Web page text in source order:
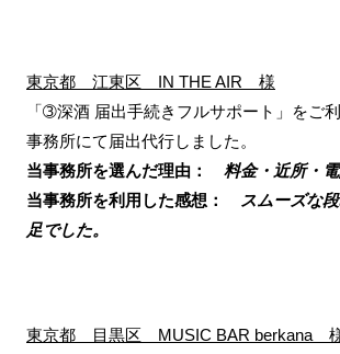
東京都 江東区 IN THE AIR 様
「➂深酒 届出手続きフルサポート」をご
事務所にて届出代行しました。
当事務所を選んだ理由：
料金・近所・
当事務所を利用した感想：
スムーズな
足でした。
東京都 目黒区 MUSIC BAR berkana